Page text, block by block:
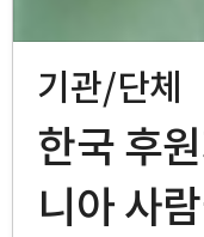
기관/단체
한국 후
니아 사